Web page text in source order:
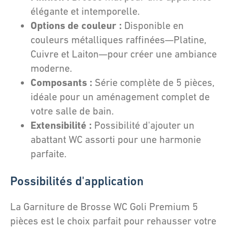
élégante et intemporelle.
Options de couleur : Disponible en
couleurs métalliques raffinées—Platine,
Cuivre et Laiton—pour créer une ambiance
moderne.
Composants : Série complète de 5 pièces,
idéale pour un aménagement complet de
votre salle de bain.
Extensibilité : Possibilité d'ajouter un
abattant WC assorti pour une harmonie
parfaite.
Possibilités d'application
La Garniture de Brosse WC Goli Premium 5
pièces est le choix parfait pour rehausser votre